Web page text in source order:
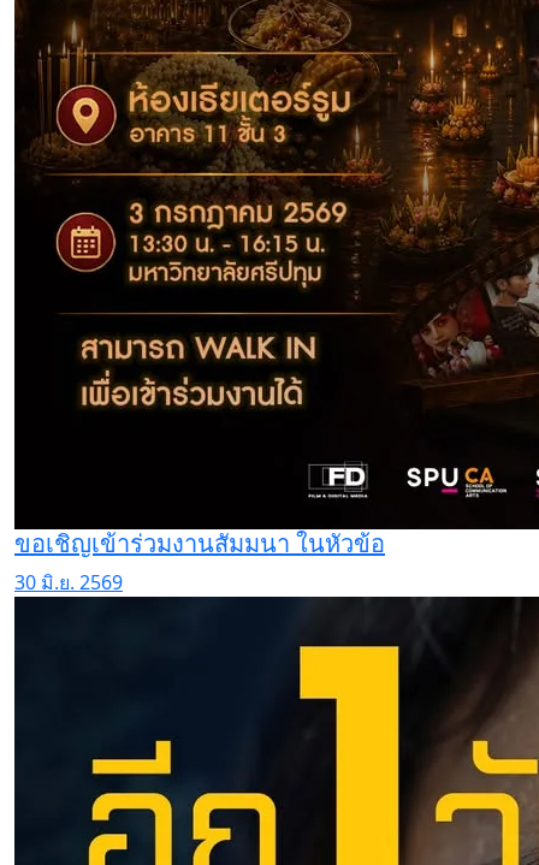
ขอเชิญเข้าร่วมงานสัมมนา ในหัวข้อ
30 มิ.ย. 2569